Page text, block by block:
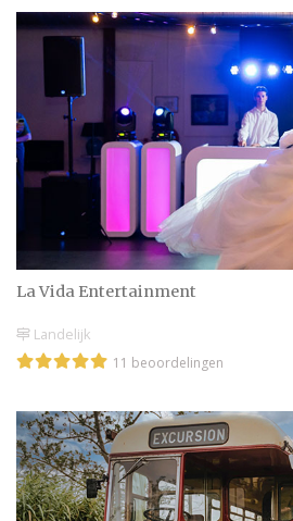
La Vida Entertainment
Landelijk
11 beoordelingen